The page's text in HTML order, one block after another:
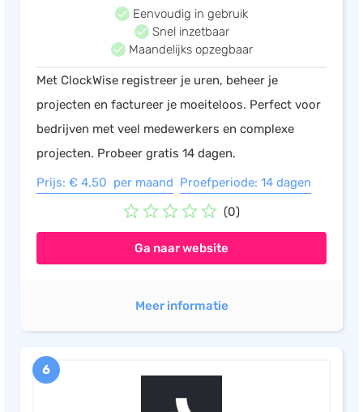
Eenvoudig in gebruik
Snel inzetbaar
Maandelijks opzegbaar
Met ClockWise registreer je uren, beheer je
projecten en factureer je moeiteloos. Perfect voor
bedrijven met veel medewerkers en complexe
projecten. Probeer gratis 14 dagen.
Prijs: € 4,50 per maand Proefperiode: 14 dagen
(0)
Ga naar website
Meer informatie
6